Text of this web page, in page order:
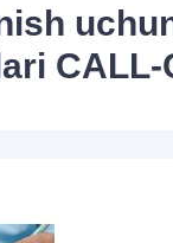
CALL-